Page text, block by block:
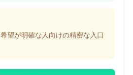
望が明確な人向けの精密な入口